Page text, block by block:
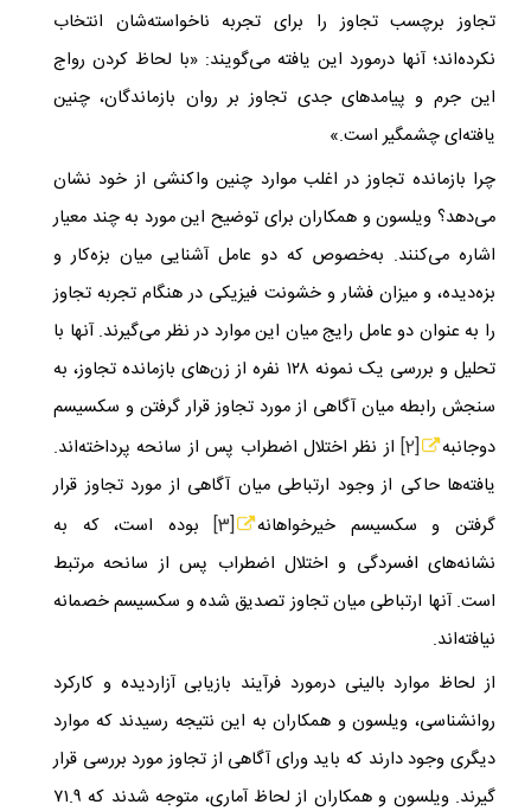
تجاوز برچسب تجاوز را برای تجربه ناخواسته‌شان انتخاب
نکرده‌اند؛ آنها درمورد این یافته می‌گویند: «با لحاظ کردن رواج
این جرم و پیامدهای جدی تجاوز بر روان بازماندگان، چنین
یافته‌ای چشمگیر است.»
چرا بازمانده تجاوز در اغلب موارد چنین واکنشی از خود نشان
می‌دهد؟ ویلسون و همکاران برای توضیح این مورد به چند معیار
اشاره می‌کنند. به‌خصوص که دو عامل آشنایی میان بزه‌کار و
بزه‌دیده، و میزان فشار و خشونت فیزیکی در هنگام تجربه تجاوز
را به عنوان دو عامل رایج میان این موارد در نظر می‌گیرند. آ‌نها با
تحلیل و بررسی یک نمونه ١٢٨ نفره از زن‌های بازمانده تجاوز، به
سنجش رابطه میان آگاهی از مورد تجاوز قرار گرفتن و سکسیسم
دوجانبه
[2] از نظر اختلال اضطراب پس از سانحه پرداخته‌اند.
یافته‌ها حاکی از وجود ارتباطی میان آگاهی از مورد تجاوز قرار
گرفتن و سکسیسم خیرخواهانه
[3]بوده است، که به
نشانه‌های افسردگی و اختلال اضطراب پس از سانحه مرتبط
است. آنها ارتباطی میان تجاوز تصدیق شده و سکسیسم خصمانه
نیافته‌اند.
از لحاظ موارد بالینی درمورد فرآیند بازیابی آزاردیده و کارکرد
روانشناسی، ویلسون و همکاران به این نتیجه رسیدند که موارد
دیگری وجود دارند که باید ورای آگاهی از تجاوز مورد بررسی قرار
گیرند. ویلسون و همکاران از لحاظ آماری، متوجه شدند که ۷۱.۹